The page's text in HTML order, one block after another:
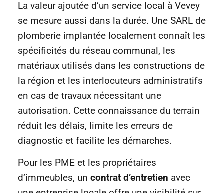
La valeur ajoutée d’un service local à Vevey
se mesure aussi dans la durée. Une SARL de
plomberie implantée localement connaît les
spécificités du réseau communal, les
matériaux utilisés dans les constructions de
la région et les interlocuteurs administratifs
en cas de travaux nécessitant une
autorisation. Cette connaissance du terrain
réduit les délais, limite les erreurs de
diagnostic et facilite les démarches.
Pour les PME et les propriétaires
d’immeubles, un contrat d’entretien avec